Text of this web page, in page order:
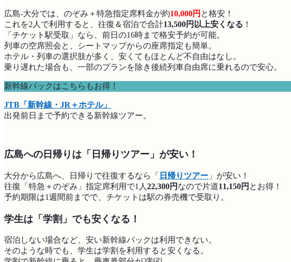
広島-大分では、のぞみ＋特急指定席料金が約10,000円 と格安！
これを2人で利用すると、往復＆宿泊で合計13,500円以上安くなる ！
「チケット駅受取」なら、前日の16時まで格安予約が可能。
列車の空席照会と、シートマップからの座席指定も簡単。
ホテル・列車の選択肢が多く、安くてもほとんど不自由はなし。
乗り遅れた場合も、一部のプランを除き後続列車自由席に乗れるので安心。
新幹線パックはこちらもお得！
JTB「新幹線・JR＋ホテル」
出発前日まで予約できる新幹線ツアー。
広島への日帰りは「日帰りツアー」が安い！
大分から広島へ、日帰りで往復するなら「 日帰りツアー 」が安い！
往復「特急＋のぞみ」指定席利用で1人 22,300円 なので片道11,150円 とお得！
予約期限は1週間前までで、チケットは駅の券売機で受取り。
学生は「学割」でも安くなる！
宿泊しない場合など、安い新幹線パックは利用できない。
そのような時でも、学生は学割を利用すると安くなる。